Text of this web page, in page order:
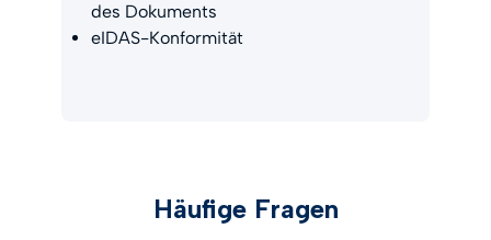
des Dokuments
eIDAS-Konformität
Häufige Fragen